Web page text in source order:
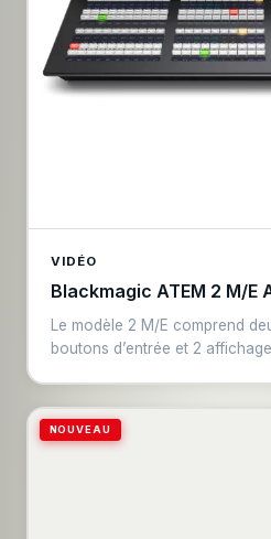
avancées, la linéarisation et
transducteurs. En location évènementielle, Syva est
rapide à déployer et simple à
exceptionnelle peut répondre
production des grands
VIDÉO
Blackmagic ATEM 2 M/E
Le modèle 2 M/E comprend
boutons d’entrée et 2
les boutons d’entrée offrent
personnalisation des libellés.
NOUVEAU